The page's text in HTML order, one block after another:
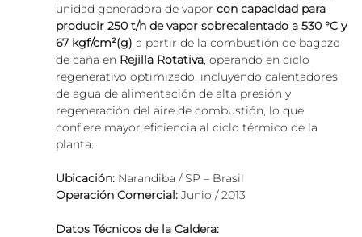
unidad generadora de vapor con capacidad para
producir 250 t/h de vapor sobrecalentado a 530 °C y
67 kgf/cm²(g) a partir de la combustión de bagazo
de caña en Rejilla Rotativa, operando en ciclo
regenerativo optimizado, incluyendo calentadores
de agua de alimentación de alta presión y
regeneración del aire de combustión, lo que
confiere mayor eficiencia al ciclo térmico de la
planta.
Ubicación: Narandiba / SP – Brasil
Operación Comercial: Junio / 2013
Datos Técnicos de la Caldera: